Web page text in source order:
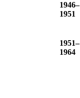
1946–
1951
1951–
1964